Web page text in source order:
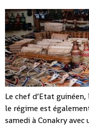
Le chef d’Etat
le régime est
samedi à Conakry